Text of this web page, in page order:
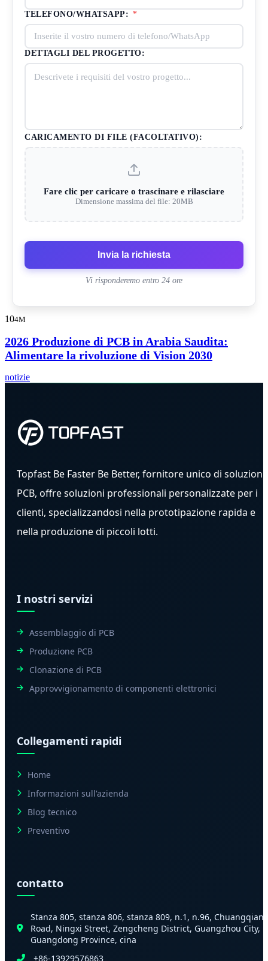
TELEFONO/WHATSAPP: *
DETTAGLI DEL PROGETTO:
CARICAMENTO DI FILE (FACOLTATIVO):
Fare clic per caricare o trascinare e rilasciare
Dimensione massima del file: 20MB
Invia la richiesta
Vi risponderemo entro 24 ore
104M
2026 Produzione di PCB in Arabia Saudita:
Alimentare la rivoluzione di Vision 2030
notizie
Topfast Be Faster Be Better, fornitore unico di soluzioni
PCB, offre soluzioni professionali personalizzate per i
clienti, specializzandosi nella prototipazione rapida e
nella produzione di piccoli lotti.
I nostri servizi
Assemblaggio di PCB
Produzione PCB
Clonazione di PCB
Approvvigionamento di componenti elettronici
Collegamenti rapidi
Home
Informazioni sull'azienda
Blog tecnico
Preventivo
contatto
Stanza 805, stanza 806, stanza 809, n.1, n.96,
Road, Ningxi Street, Zengcheng District, Guangzhou City,
Guangdong Province, cina
+86-13929576863